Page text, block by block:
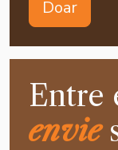
Doar
Entre
envie